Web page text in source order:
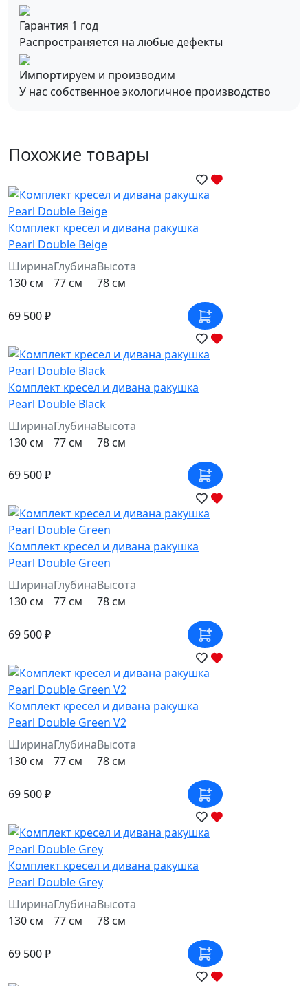
Гарантия 1 год
Распространяется на любые дефекты
Импортируем и производим
У нас собственное экологичное производство
Похожие товары
Комплект кресел и дивана ракушка
Pearl Double Beige
Ширина
130 см
Глубина
77 см
Высота
78 см
69 500 ₽
Комплект кресел и дивана ракушка
Pearl Double Black
Ширина
130 см
Глубина
77 см
Высота
78 см
69 500 ₽
Комплект кресел и дивана ракушка
Pearl Double Green
Ширина
130 см
Глубина
77 см
Высота
78 см
69 500 ₽
Комплект кресел и дивана ракушка
Pearl Double Green V2
Ширина
130 см
Глубина
77 см
Высота
78 см
69 500 ₽
Комплект кресел и дивана ракушка
Pearl Double Grey
Ширина
130 см
Глубина
77 см
Высота
78 см
69 500 ₽